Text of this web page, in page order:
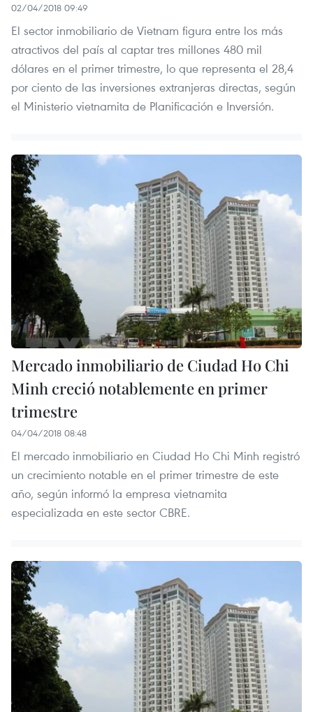
02/04/2018 09:49
El sector inmobiliario de Vietnam figura entre los más
atractivos del país al captar tres millones 480 mil
dólares en el primer trimestre, lo que representa el 28,4
por ciento de las inversiones extranjeras directas, según
el Ministerio vietnamita de Planificación e Inversión.
Mercado inmobiliario de Ciudad Ho Chi
Minh creció notablemente en primer
trimestre
04/04/2018 08:48
El mercado inmobiliario en Ciudad Ho Chi Minh registró
un crecimiento notable en el primer trimestre de este
año, según informó la empresa vietnamita
especializada en este sector CBRE.